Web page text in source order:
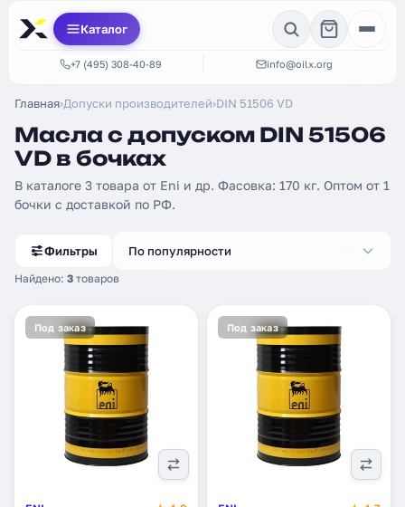
Каталог
+7 (495) 308-40-89 info@oilx.org
Главная›Допуски производителей›DIN 51506 VD
Масла с допуском DIN 51506
VD в бочках
В каталоге 3 товара от Eni и др. Фасовка: 170 кг. Оптом от 1
бочки с доставкой по РФ.
Фильтры
Найдено: 3 товаров
По популярности
Под заказ Под заказ